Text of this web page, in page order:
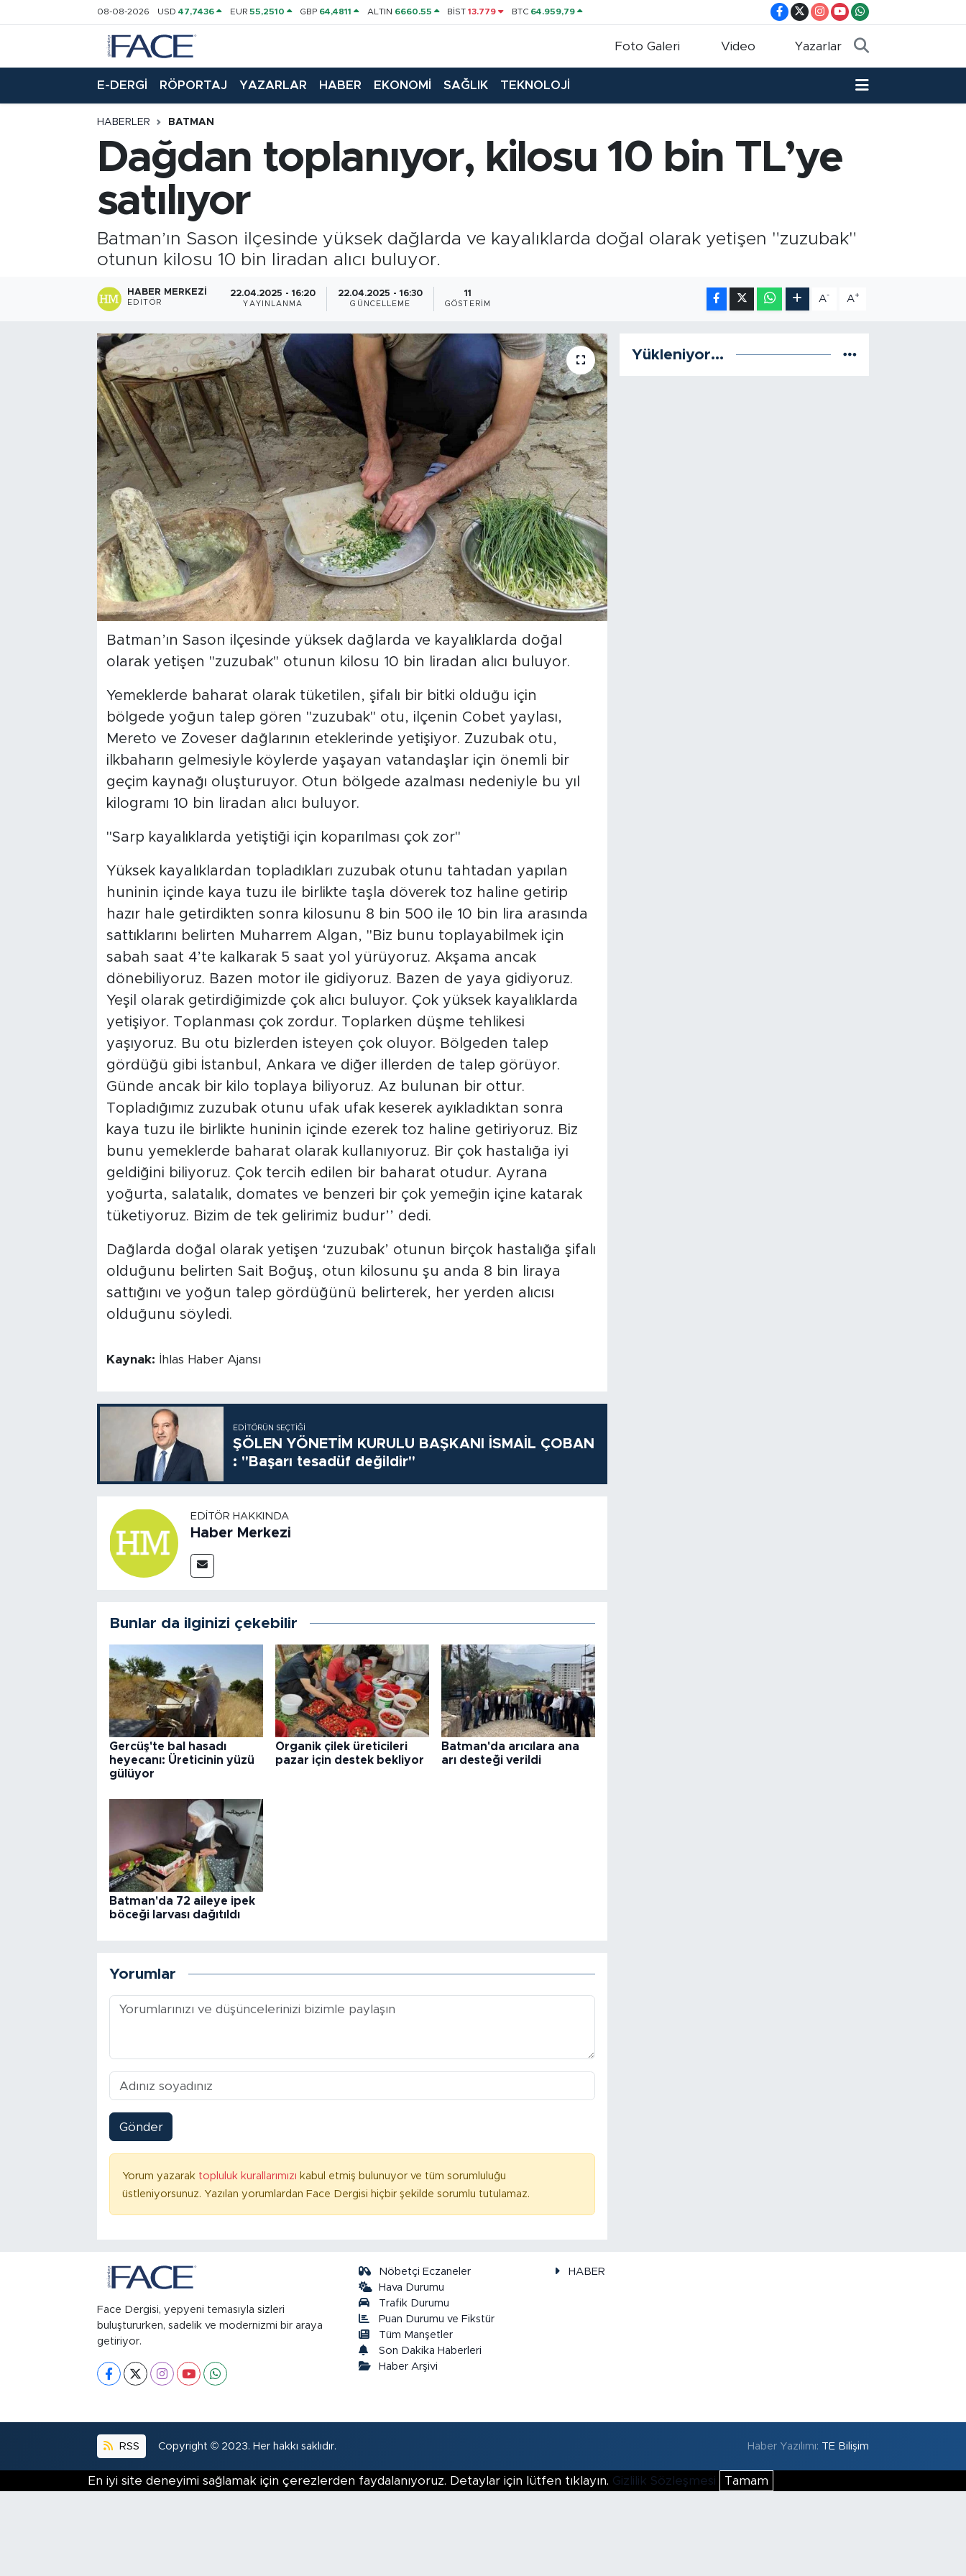
08-08-2026 USD47,7436 EUR 55,2510 GBP 64,4811 ALTIN 6660.55 BİST13.779 BTC 64.959,79
Foto Galeri Video Yazarlar
E-DERGİ RÖPORTAJ YAZARLAR HABER EKONOMİ SAĞLIK TEKNOLOJİ
HABERLER BATMAN
Dağdan toplanıyor, kilosu 10 bin TL’ye
satılıyor
Batman’ın Sason ilçesinde yüksek dağlarda ve kayalıklarda doğal olarak yetişen "zuzubak"
otunun kilosu 10 bin liradan alıcı buluyor.
HABER MERKEZI
EDITÖR
22.04.2025 - 16:20
YAYINLANMA
22.04.2025 - 16:30
GÜNCELLEME
11
GÖSTERIM
A- A+
Batman’ın Sason ilçesinde yüksek dağlarda ve kayalıklarda doğal
olarak yetişen "zuzubak" otunun kilosu 10 bin liradan alıcı buluyor.
Yemeklerde baharat olarak tüketilen, şifalı bir bitki olduğu için
bölgede yoğun talep gören "zuzubak" otu, ilçenin Cobet yaylası,
Mereto ve Zoveser dağlarının eteklerinde yetişiyor. Zuzubak otu,
ilkbaharın gelmesiyle köylerde yaşayan vatandaşlar için önemli bir
geçim kaynağı oluşturuyor. Otun bölgede azalması nedeniyle bu yıl
kilogramı 10 bin liradan alıcı buluyor.
"Sarp kayalıklarda yetiştiği için koparılması çok zor"
Yüksek kayalıklardan topladıkları zuzubak otunu tahtadan yapılan
huninin içinde kaya tuzu ile birlikte taşla döverek toz haline getirip
hazır hale getirdikten sonra kilosunu 8 bin 500 ile 10 bin lira arasında
sattıklarını belirten Muharrem Algan, "Biz bunu toplayabilmek için
sabah saat 4’te kalkarak 5 saat yol yürüyoruz. Akşama ancak
dönebiliyoruz. Bazen motor ile gidiyoruz. Bazen de yaya gidiyoruz.
Yeşil olarak getirdiğimizde çok alıcı buluyor. Çok yüksek kayalıklarda
yetişiyor. Toplanması çok zordur. Toplarken düşme tehlikesi
yaşıyoruz. Bu otu bizlerden isteyen çok oluyor. Bölgeden talep
gördüğü gibi İstanbul, Ankara ve diğer illerden de talep görüyor.
Günde ancak bir kilo toplaya biliyoruz. Az bulunan bir ottur.
Topladığımız zuzubak otunu ufak ufak keserek ayıkladıktan sonra
kaya tuzu ile birlikte huninin içinde ezerek toz haline getiriyoruz. Biz
bunu yemeklerde baharat olarak kullanıyoruz. Bir çok hastalığa iyi
geldiğini biliyoruz. Çok tercih edilen bir baharat otudur. Ayrana
yoğurta, salatalık, domates ve benzeri bir çok yemeğin içine katarak
tüketiyoruz. Bizim de tek gelirimiz budur’’ dedi.
Dağlarda doğal olarak yetişen ‘zuzubak’ otunun birçok hastalığa şifalı
olduğunu belirten Sait Boğuş, otun kilosunu şu anda 8 bin liraya
sattığını ve yoğun talep gördüğünü belirterek, her yerden alıcısı
olduğunu söyledi.
Kaynak: İhlas Haber Ajansı
EDITÖRÜN SEÇTIĞI
ŞÖLEN YÖNETİM KURULU BAŞKANI İSMAİL ÇOBAN
: "Başarı tesadüf değildir"
EDITÖR HAKKINDA
Haber Merkezi
Bunlar da ilginizi çekebilir
Gercüş'te bal hasadı
heyecanı: Üreticinin yüzü
gülüyor
Organik çilek üreticileri
pazar için destek bekliyor
Batman'da arıcılara ana
arı desteği verildi
Batman'da 72 aileye ipek
böceği larvası dağıtıldı
Yorumlar
Gönder
Yorum yazarak topluluk kurallarımızı kabul etmiş bulunuyor ve tüm sorumluluğu
üstleniyorsunuz. Yazılan yorumlardan Face Dergisi hiçbir şekilde sorumlu tutulamaz.
Yükleniyor...
Face Dergisi, yepyeni temasıyla sizleri
buluştururken, sadelik ve modernizmi bir araya
getiriyor.
Nöbetçi Eczaneler
Hava Durumu
Trafik Durumu
Puan Durumu ve Fikstür
Tüm Manşetler
Son Dakika Haberleri
Haber Arşivi
HABER
RSS Copyright © 2023. Her hakkı saklıdır. Haber Yazılımı: TE Bilişim
En iyi site deneyimi sağlamak için çerezlerden faydalanıyoruz. Detaylar için lütfen tıklayın. Gizlilik Sözleşmesi Tamam
Nöbetçi Eczaneler
Hava Durumu
Trafik Durumu
Süper Lig Puan Durumu ve Fikstür
Tüm Manşetler
Son Dakika Haberleri